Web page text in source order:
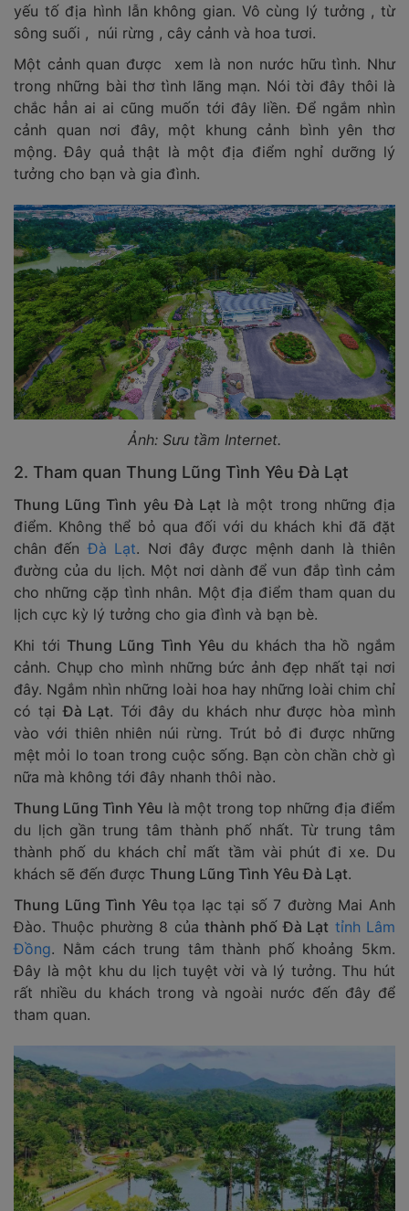
yếu tố địa hình lẫn không gian. Vô cùng lý tưởng , từ
sông suối , núi rừng , cây cảnh và hoa tươi.
Một cảnh quan được xem là non nước hữu tình. Như
trong những bài thơ tình lãng mạn. Nói tời đây thôi là
chắc hẳn ai ai cũng muốn tới đây liền. Để ngắm nhìn
cảnh quan nơi đây, một khung cảnh bình yên thơ
mộng. Đây quả thật là một địa điểm nghỉ dưỡng lý
tưởng cho bạn và gia đình.
Ảnh: Sưu tầm Internet.
2. Tham quan Thung Lũng Tình Yêu Đà Lạt
Thung Lũng Tình yêu Đà Lạt là một trong những địa
điểm. Không thể bỏ qua đối với du khách khi đã đặt
chân đến Đà Lạt. Nơi đây được mệnh danh là thiên
đường của du lịch. Một nơi dành để vun đắp tình cảm
cho những cặp tình nhân. Một địa điểm tham quan du
lịch cực kỳ lý tưởng cho gia đình và bạn bè.
Khi tớiThung Lũng Tình Yêu du khách tha hồ ngắm
cảnh. Chụp cho mình những bức ảnh đẹp nhất tại nơi
đây. Ngắm nhìn những loài hoa hay những loài chim chỉ
có tạiĐà Lạt. Tới đây du khách như được hòa mình
vào với thiên nhiên núi rừng. Trút bỏ đi được những
mệt mỏi lo toan trong cuộc sống. Bạn còn chần chờ gì
nữa mà không tới đây nhanh thôi nào.
Thung Lũng Tình Yêu là một trong top những địa điểm
du lịch gần trung tâm thành phố nhất. Từ trung tâm
thành phố du khách chỉ mất tầm vài phút đi xe. Du
khách sẽ đến được Thung Lũng Tình Yêu Đà Lạt.
Thung Lũng Tình Yêutọa lạc tại số 7 đường Mai Anh
Đào. Thuộc phường 8 của thành phố Đà Lạt tỉnh Lâm
Đồng. Nằm cách trung tâm thành phố khoảng 5km.
Đây là một khu du lịch tuyệt vời và lý tưởng. Thu hút
rất nhiều du khách trong và ngoài nước đến đây để
tham quan.